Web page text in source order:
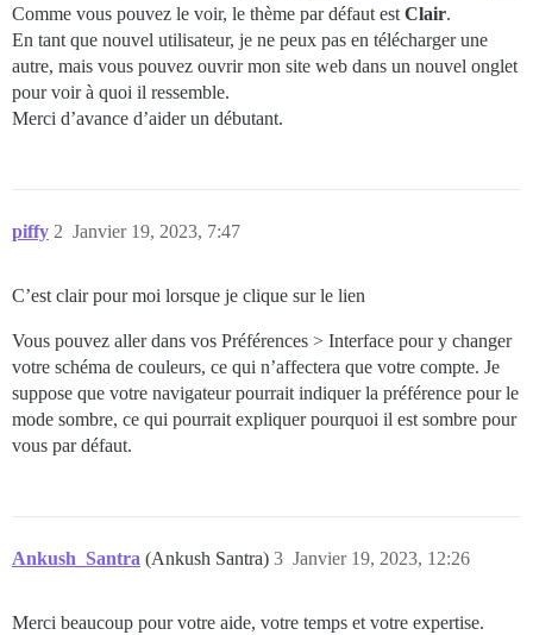
Comme vous pouvez le voir, le thème par défaut est Clair.
En tant que nouvel utilisateur, je ne peux pas en télécharger une
autre, mais vous pouvez ouvrir mon site web dans un nouvel onglet
pour voir à quoi il ressemble.
Merci d’avance d’aider un débutant.
piffy Janvier 19, 2023, 7:47
2
C’est clair pour moi lorsque je clique sur le lien
Vous pouvez aller dans vos Préférences > Interface pour y changer
votre schéma de couleurs, ce qui n’affectera que votre compte. Je
suppose que votre navigateur pourrait indiquer la préférence pour le
mode sombre, ce qui pourrait expliquer pourquoi il est sombre pour
vous par défaut.
Ankush_Santra (Ankush Santra) Janvier 19, 2023, 12:26
3
Merci beaucoup pour votre aide, votre temps et votre expertise.